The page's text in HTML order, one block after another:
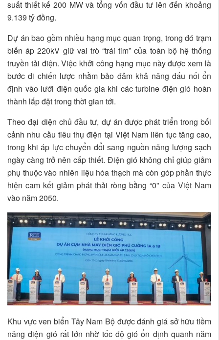
suất thiết kế 200 MW và tổng vốn đầu tư lên đến khoảng
9.139 tỷ đồng.
Dự án bao gồm nhiều hạng mục quan trọng, trong đó trạm
biến áp 220kV giữ vai trò “trái tim” của toàn bộ hệ thống
truyền tải điện. Việc khởi công hạng mục này được xem là
bước đi chiến lược nhằm bảo đảm khả năng đấu nối ổn
định vào lưới điện quốc gia khi các turbine điện gió hoàn
thành lắp đặt trong thời gian tới.
Theo đại diện chủ đầu tư, dự án được phát triển trong bối
cảnh nhu cầu tiêu thụ điện tại Việt Nam liên tục tăng cao,
trong khi áp lực chuyển đổi sang nguồn năng lượng sạch
ngày càng trở nên cấp thiết. Điện gió không chỉ giúp giảm
phụ thuộc vào nhiên liệu hóa thạch mà còn góp phần thực
hiện cam kết giảm phát thải ròng bằng “0” của Việt Nam
vào năm 2050.
Khu vực ven biển Tây Nam Bộ được đánh giá sở hữu tiềm
năng điện gió rất lớn nhờ tốc độ gió ổn định quanh năm